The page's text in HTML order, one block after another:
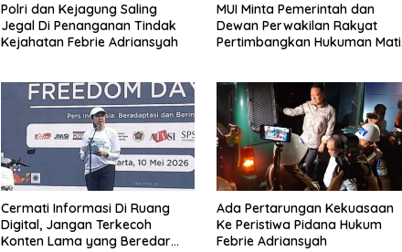
Polri dan Kejagung Saling
Jegal Di Penanganan Tindak
Kejahatan Febrie Adriansyah
MUI Minta Pemerintah dan
Dewan Perwakilan Rakyat
Pertimbangkan Hukuman Mati
Cermati Informasi Di Ruang
Digital, Jangan Terkecoh
Konten Lama yang Beredar
Ada Pertarungan Kekuasaan
Ke Peristiwa Pidana Hukum
Febrie Adriansyah